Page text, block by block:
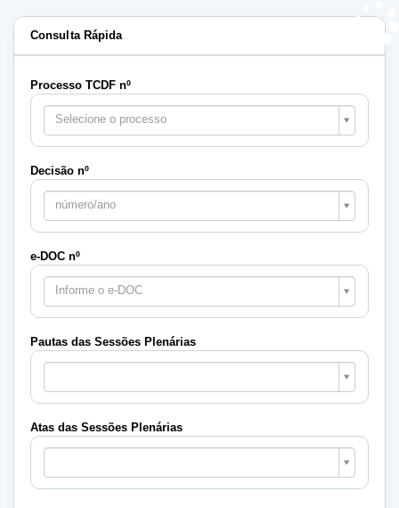
Consulta Rápida
Processo TCDF nº
Selecione o processo
Decisão nº
número/ano
e-DOC nº
Informe o e-DOC
Pautas das Sessões Plenárias
Pautas
Sessões
Plenárias
Atas das Sessões Plenárias
Atas
Sessões
Plenárias